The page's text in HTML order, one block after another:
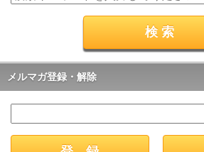
メルマガ登録・解除